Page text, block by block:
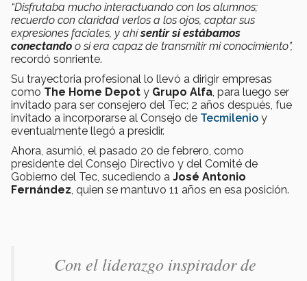
“Disfrutaba mucho interactuando con los alumnos;
recuerdo con claridad verlos a los ojos, captar sus
expresiones faciales, y ahísentir si estábamos
conectando o si era capaz de transmitir mi conocimiento”,
recordó sonriente.
Su trayectoria profesional lo llevó a dirigir empresas
como The Home Depot y Grupo Alfa, para luego ser
invitado para ser consejero del Tec; 2 años después, fue
invitado a incorporarse al Consejo de Tecmilenio y
eventualmente llegó a presidir.
Ahora, asumió, el pasado 20 de febrero, como
presidente del Consejo Directivo y del Comité de
Gobierno del Tec, sucediendo a José Antonio
Fernández, quien se mantuvo 11 años en esa posición.
Con el liderazgo inspirador de